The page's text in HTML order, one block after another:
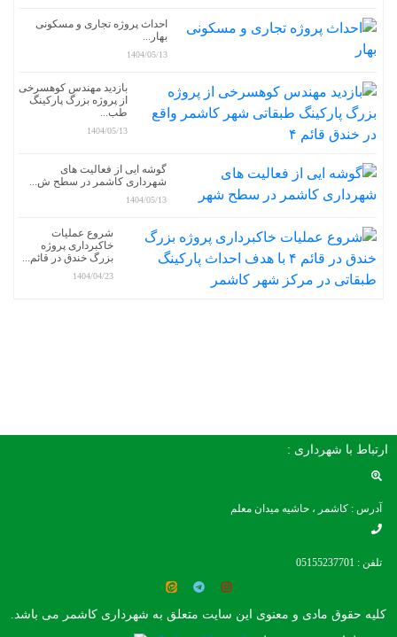
احداث پروژه تجاری و مسکونی
بهار...
1404/05/13
بازدید مهندس کوهسرخی
از پروژه بزرگ پارکینگ
طب...
1404/05/13
گوشه ایی از فعالیت های
شهرداری کاشمر در سطح ش...
1404/05/13
شروع عملیات
خاکبرداری پروژه
بزرگ خندق در قائم...
1404/04/23
ارتباط با شهرداری :
آدرس : کاشمر ، حاشیه میدان معلم
تلفن : 05155237701
کلیه حقوق مادی و معنوی این سایت متعلق به شهرداری کاشمر می باشد.